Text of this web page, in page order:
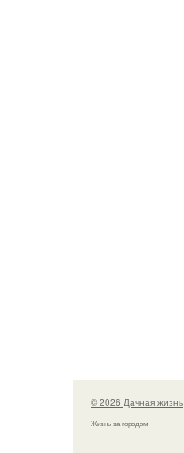
© 2026 Дачная жизнь
Жизнь за городом